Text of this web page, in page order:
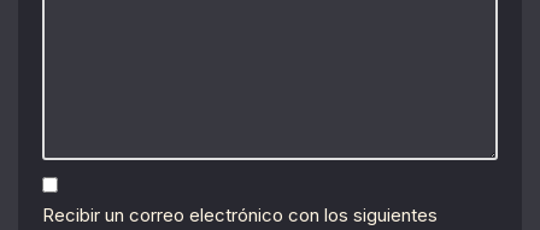
Recibir un correo electrónico con los siguientes